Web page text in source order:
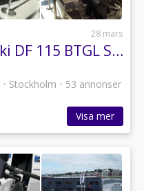
28 mars
Arronet 18 5 C - Suzuki DF 115 BTGL Stealth
• Stockholm • 53 annonser
Visa mer